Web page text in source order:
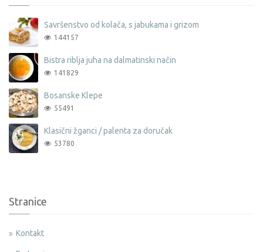
Savršenstvo od kolača, s jabukama i grizom
144157
Bistra riblja juha na dalmatinski način
141829
Bosanske Klepe
55491
Klasični žganci / palenta za doručak
53780
Stranice
Kontakt